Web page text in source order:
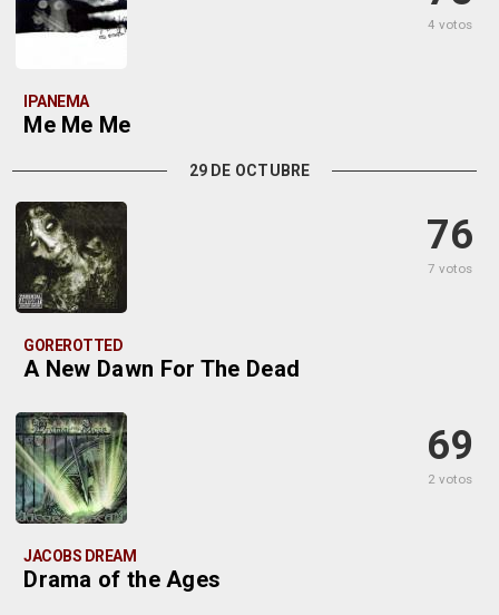
4 votos
IPANEMA
Me Me Me
29 DE OCTUBRE
76
7 votos
GOREROTTED
A New Dawn For The Dead
69
2 votos
JACOBS DREAM
Drama of the Ages